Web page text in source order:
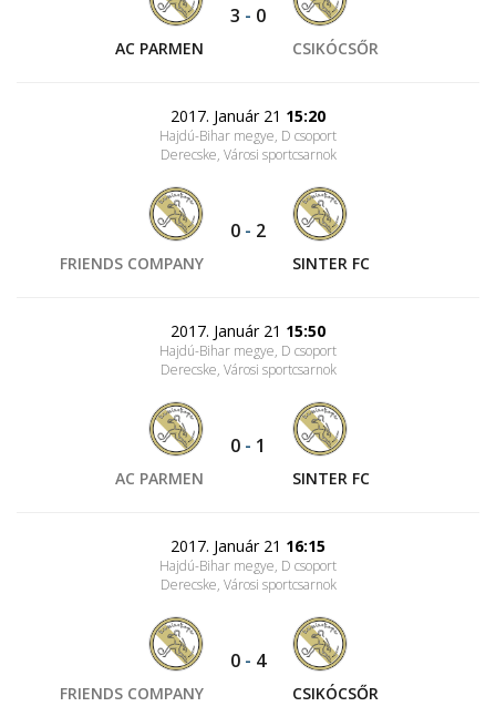
AC PARMEN
3 - 0
CSIKÓCSŐR
2017. Január 21 15:20
Hajdú-Bihar megye, D csoport
Derecske, Városi sportcsarnok
FRIENDS COMPANY
0 - 2
SINTER FC
2017. Január 21 15:50
Hajdú-Bihar megye, D csoport
Derecske, Városi sportcsarnok
AC PARMEN
0 - 1
SINTER FC
2017. Január 21 16:15
Hajdú-Bihar megye, D csoport
Derecske, Városi sportcsarnok
FRIENDS COMPANY
0 - 4
CSIKÓCSŐR